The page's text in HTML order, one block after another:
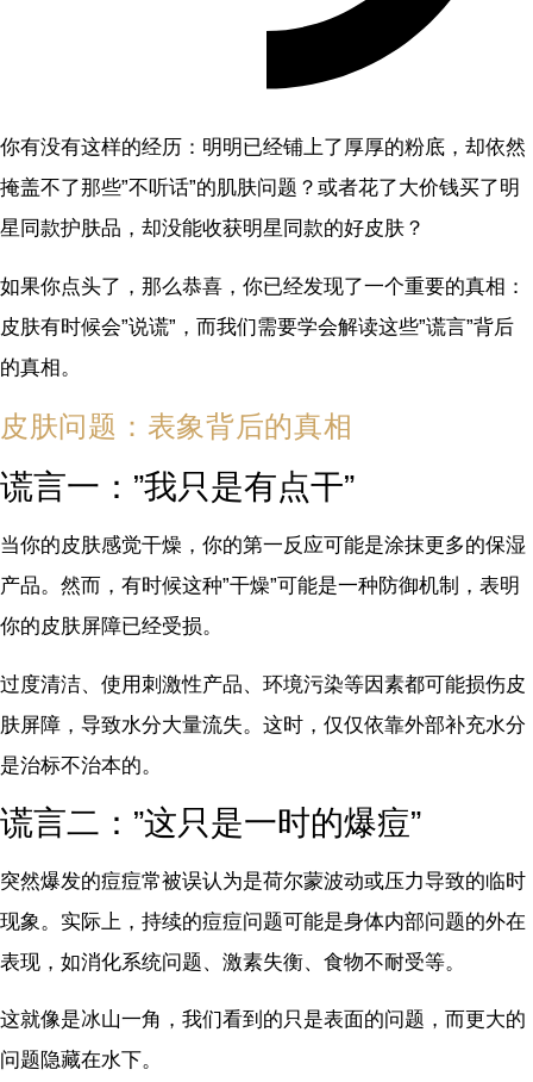
你有没有这样的经历：明明已经铺上了厚厚的粉底，却依然
掩盖不了那些”不听话”的肌肤问题？或者花了大价钱买了明
星同款护肤品，却没能收获明星同款的好皮肤？
如果你点头了，那么恭喜，你已经发现了一个重要的真相：
皮肤有时候会”说谎”，而我们需要学会解读这些”谎言”背后
的真相。
皮肤问题：表象背后的真相
谎言一：”我只是有点干”
当你的皮肤感觉干燥，你的第一反应可能是涂抹更多的保湿
产品。然而，有时候这种”干燥”可能是一种防御机制，表明
你的皮肤屏障已经受损。
过度清洁、使用刺激性产品、环境污染等因素都可能损伤皮
肤屏障，导致水分大量流失。这时，仅仅依靠外部补充水分
是治标不治本的。
谎言二：”这只是一时的爆痘”
突然爆发的痘痘常被误认为是荷尔蒙波动或压力导致的临时
现象。实际上，持续的痘痘问题可能是身体内部问题的外在
表现，如消化系统问题、激素失衡、食物不耐受等。
这就像是冰山一角，我们看到的只是表面的问题，而更大的
问题隐藏在水下。